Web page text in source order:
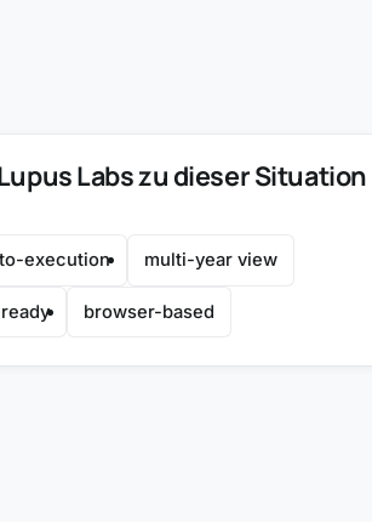
Labs zu dieser Situation
execution multi-year view
browser-based